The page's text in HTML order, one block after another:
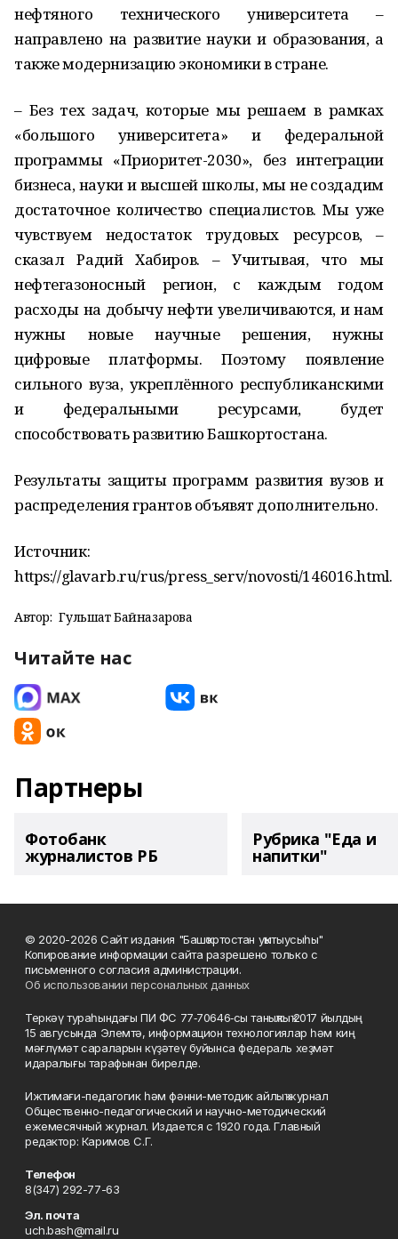
нефтяного технического университета –
направлено на развитие науки и образования, а
также модернизацию экономики в стране.
– Без тех задач, которые мы решаем в рамках
«большого университета» и федеральной
программы «Приоритет-2030», без интеграции
бизнеса, науки и высшей школы, мы не создадим
достаточное количество специалистов. Мы уже
чувствуем недостаток трудовых ресурсов, –
сказал Радий Хабиров. – Учитывая, что мы
нефтегазоносный регион, с каждым годом
расходы на добычу нефти увеличиваются, и нам
нужны новые научные решения, нужны
цифровые платформы. Поэтому появление
сильного вуза, укреплённого республиканскими
и федеральными ресурсами, будет
способствовать развитию Башкортостана.
Результаты защиты программ развития вузов и
распределения грантов объявят дополнительно.
Источник:
https://glavarb.ru/rus/press_serv/novosti/146016.html.
Автор: Гульшат Байназарова
Читайте нас
Партнеры
Фотобанк
журналистов РБ
Рубрика "Еда и
напитки"
© 2020-2026 Сайт издания "Башҡортостан уҡытыусыһы"
Копирование информации сайта разрешено только с
письменного согласия администрации.
Об использовании персональных данных
Теркәү тураһындағы ПИ ФС 77‑70646‑сы таныҡлыҡ 2017 йылдың
15 авгусында Элемтә, информацион технологиялар һәм киң
мәғлүмәт сараларын күҙәтеү буйынса федераль хеҙмәт
идаралығы тарафынан бирелде.
Ижтимағи-педагогик һәм фәнни-методик айлыҡ журнал
Общественно-педагогический и научно-методический
ежемесячный журнал. Издается с 1920 года. Главный
редактор: Каримов С.Г.
Телефон
8(347) 292-77-63
Эл. почта
uch.bash@mail.ru